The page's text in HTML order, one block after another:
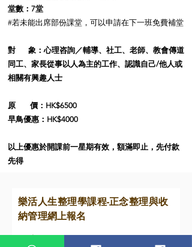
堂數：7堂
#若未能出席部份課堂，可以申請在下一班免費補堂
對 象：心理咨詢／輔導、社工、老師、教會傳道
同工、家長從事以人為主的工作、 認識自己/他人或
相關有興趣人士
原 價：HK$6500
早鳥優惠：HK$4000
以上優惠於開課前一星期有效，額滿即止，先付款
先得
樂活人生整理學課程-正念整理與收
納管理網上報名